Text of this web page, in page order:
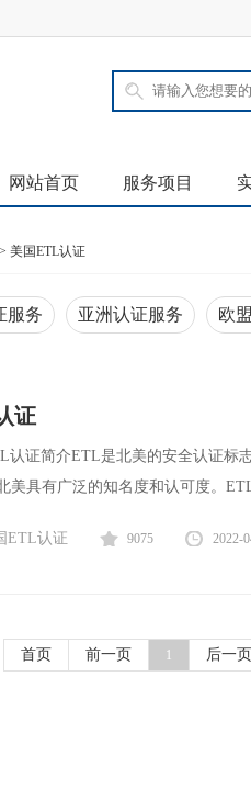
网站首页 服务项目
美国ETL认证
服务 亚洲认证服务 欧
证
认证简介ETL是北美的安全认证标
美具有广泛的知名度和认可度。
ETL认证 9075 2022-
首页 前一页 1 后一页